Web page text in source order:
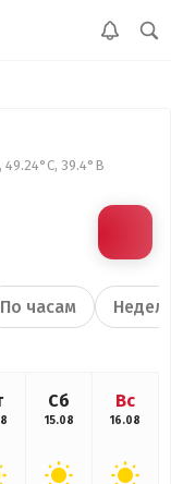
49.24°С, 39.4°В
По часам
Сб
15.08
Вс
16.08